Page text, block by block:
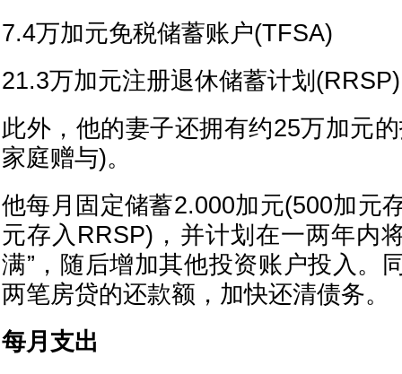
7.4万加元免税储蓄账户(TFSA)
21.3万加元注册退休储蓄计划(RRSP)
此外，他的妻子还拥有约25万加元
家庭赠与)。
他每月固定储蓄2.000加元(500加元
元存入RRSP)，并计划在一两年内
满”，随后增加其他投资账户投入。
两笔房贷的还款额，加快还清债务。
每月支出